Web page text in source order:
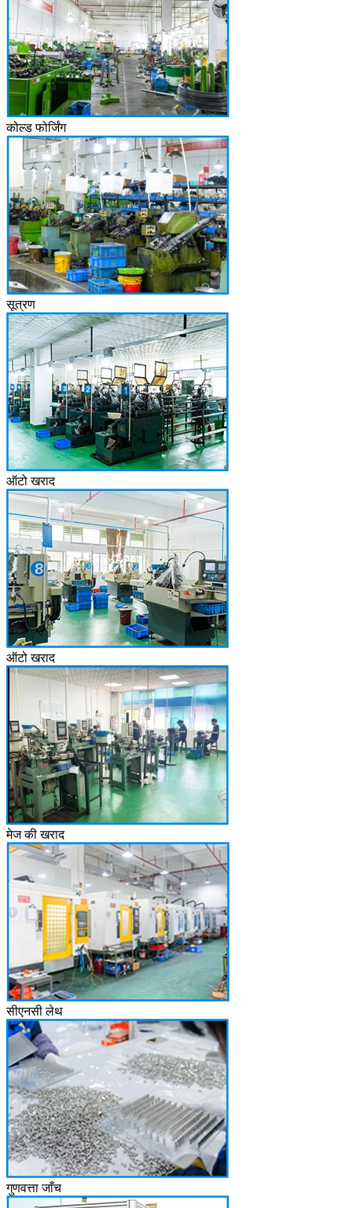
कोल्ड फोर्जिंग
सूत्रण
ऑटो खराद
ऑटो खराद
मेज की खराद
सीएनसी लेथ
गुणवत्ता जाँच